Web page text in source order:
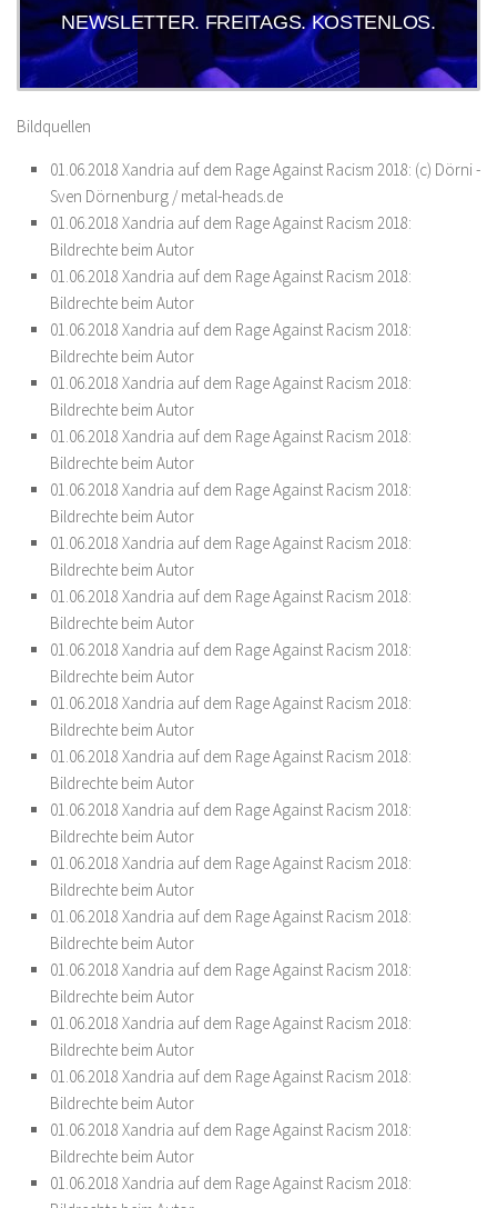
NEWSLETTER. FREITAGS. KOSTENLOS.
Bildquellen
01.06.2018 Xandria auf dem Rage Against Racism 2018: (c) Dörni -
Sven Dörnenburg / metal-heads.de
01.06.2018 Xandria auf dem Rage Against Racism 2018:
Bildrechte beim Autor
01.06.2018 Xandria auf dem Rage Against Racism 2018:
Bildrechte beim Autor
01.06.2018 Xandria auf dem Rage Against Racism 2018:
Bildrechte beim Autor
01.06.2018 Xandria auf dem Rage Against Racism 2018:
Bildrechte beim Autor
01.06.2018 Xandria auf dem Rage Against Racism 2018:
Bildrechte beim Autor
01.06.2018 Xandria auf dem Rage Against Racism 2018:
Bildrechte beim Autor
01.06.2018 Xandria auf dem Rage Against Racism 2018:
Bildrechte beim Autor
01.06.2018 Xandria auf dem Rage Against Racism 2018:
Bildrechte beim Autor
01.06.2018 Xandria auf dem Rage Against Racism 2018:
Bildrechte beim Autor
01.06.2018 Xandria auf dem Rage Against Racism 2018:
Bildrechte beim Autor
01.06.2018 Xandria auf dem Rage Against Racism 2018:
Bildrechte beim Autor
01.06.2018 Xandria auf dem Rage Against Racism 2018:
Bildrechte beim Autor
01.06.2018 Xandria auf dem Rage Against Racism 2018:
Bildrechte beim Autor
01.06.2018 Xandria auf dem Rage Against Racism 2018:
Bildrechte beim Autor
01.06.2018 Xandria auf dem Rage Against Racism 2018:
Bildrechte beim Autor
01.06.2018 Xandria auf dem Rage Against Racism 2018:
Bildrechte beim Autor
01.06.2018 Xandria auf dem Rage Against Racism 2018:
Bildrechte beim Autor
01.06.2018 Xandria auf dem Rage Against Racism 2018:
Bildrechte beim Autor
01.06.2018 Xandria auf dem Rage Against Racism 2018: